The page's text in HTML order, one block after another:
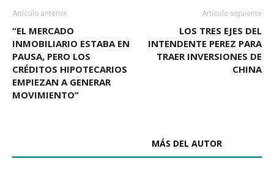
Artículo anterior
“EL MERCADO
INMOBILIARIO ESTABA EN
PAUSA, PERO LOS
CRÉDITOS HIPOTECARIOS
EMPIEZAN A GENERAR
MOVIMIENTO”
Artículo siguiente
LOS TRES EJES DEL
INTENDENTE PEREZ PARA
TRAER INVERSIONES DE
CHINA
MÁS DEL AUTOR